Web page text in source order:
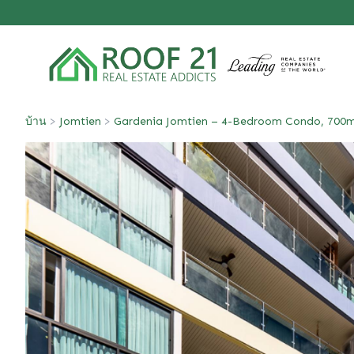
บ้าน > Jomtien > Gardenia Jomtien – 4-Bedroom Condo,